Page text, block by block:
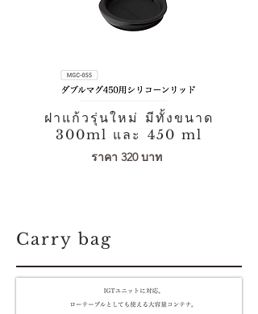
ฝาแก้วรุ่นใหม่ มีทั้งขนาด
300ml และ 450 ml
ราคา 320 บาท
Carry bag